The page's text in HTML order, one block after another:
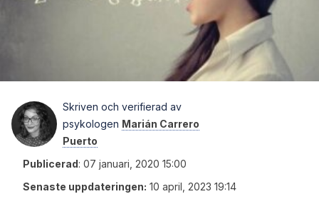
Skriven och verifierad av
psykologen Marián Carrero
Puerto
Publicerad: 07 januari, 2020 15:00
Senaste uppdateringen: 10 april, 2023 19:14